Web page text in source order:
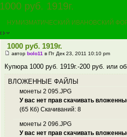
1000 руб. 1919г.
НУМИЗМАТИЧЕСКИЙ ИВАНОВСКИЙ
1000 руб. 1919г.
автор bolo11 в Пт Дек 23, 2011 10:10 pm
Купюра 1000 руб. 1919г.-200 руб. или
ВЛОЖЕННЫЕ ФАЙЛЫ
монеты 2 095.JPG
У вас нет прав скачивать
(65 Кб) Скачиваний: 8
монеты 2 096.JPG
У вас нет прав скачивать